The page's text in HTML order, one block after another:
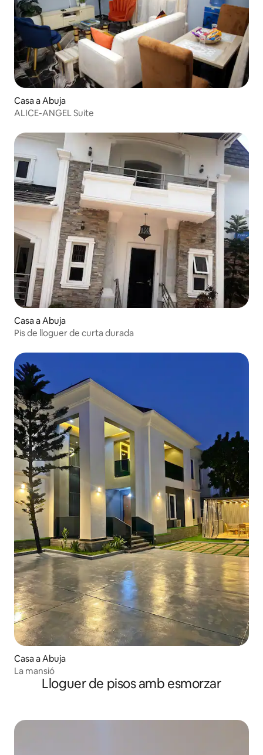
Casa a Abuja
ALICE-ANGEL Suite
Casa a Abuja
Pis de lloguer de curta durada
Casa a Abuja
La mansió
Lloguer de pisos amb esmorzar